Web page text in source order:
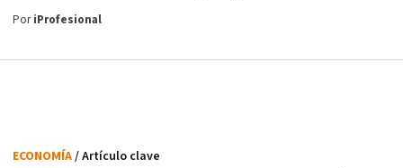
PoriProfesional
ECONOMÍA/ Artículo clave